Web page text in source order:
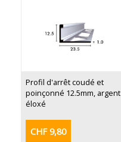
Profil d'arrêt coudé et
poinçonné 12.5mm, argent
éloxé
CHF 9,80